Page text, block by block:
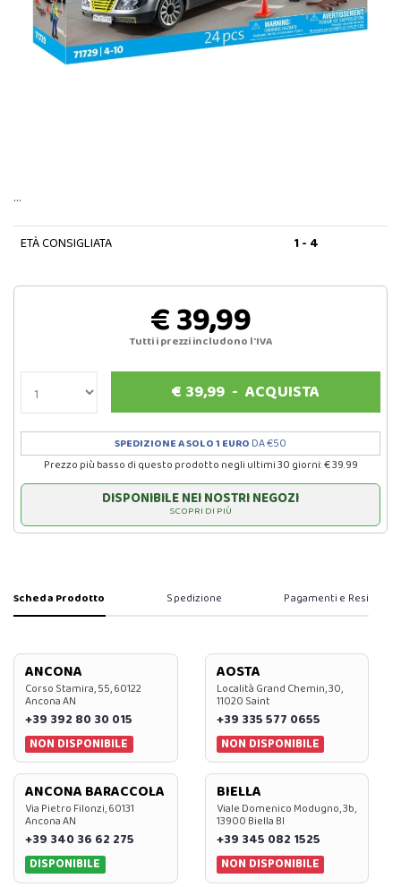
…
ETÀ CONSIGLIATA 1 - 4
€ 39,99
Tutti i prezzi includono l'IVA
€ 39,99 -ACQUISTA
SPEDIZIONE A SOLO 1 EURO DA €50
Prezzo più basso di questo prodotto negli ultimi 30 giorni: € 39.99
DISPONIBILE NEI NOSTRI NEGOZI
SCOPRI DI PIÙ
Scheda Prodotto Spedizione Pagamenti e Resi
ANCONA
Corso Stamira, 55, 60122
Ancona AN
+39 392 80 30 015
NON DISPONIBILE
AOSTA
Località Grand Chemin, 30,
11020 Saint
+39 335 577 0655
NON DISPONIBILE
ANCONA BARACCOLA
Via Pietro Filonzi, 60131
Ancona AN
+39 340 36 62 275
DISPONIBILE
BIELLA
Viale Domenico Modugno, 3b,
13900 Biella BI
+39 345 082 1525
NON DISPONIBILE